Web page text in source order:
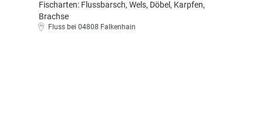
Fischarten: Flussbarsch, Wels, Döbel, Karpfen,
Brachse
Fluss bei 04808 Falkenhain